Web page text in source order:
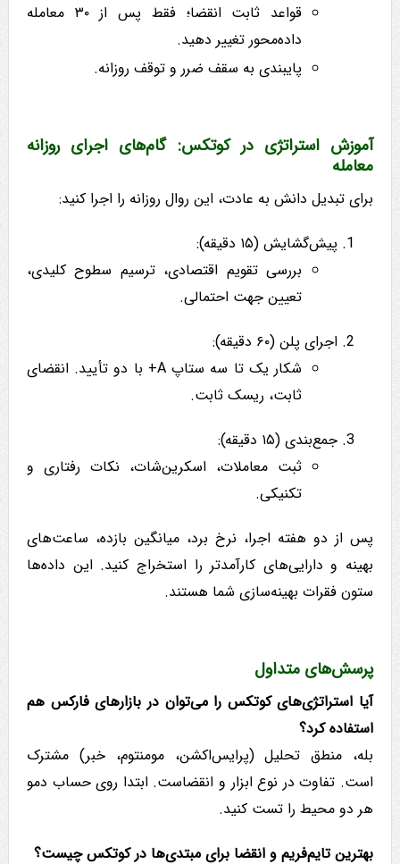
قواعد ثابت انقضا؛ فقط پس از ۳۰ معامله
داده‌محور تغییر دهید.
پایبندی به سقف ضرر و توقف روزانه.
آموزش استراتژی در کوتکس: گام‌های اجرای روزانه
معامله
برای تبدیل دانش به عادت، این روال روزانه را اجرا کنید:
پیش‌گشایش (۱۵ دقیقه):
بررسی تقویم اقتصادی، ترسیم سطوح کلیدی،
تعیین جهت احتمالی.
اجرای پلن (۶۰ دقیقه):
شکار یک تا سه ستاپ A+ با دو تأیید. انقضای
ثابت، ریسک ثابت.
جمع‌بندی (۱۵ دقیقه):
ثبت معاملات، اسکرین‌شات، نکات رفتاری و
تکنیکی.
پس از دو هفته اجرا، نرخ برد، میانگین بازده، ساعت‌های
بهینه و دارایی‌های کارآمدتر را استخراج کنید. این داده‌ها
ستون فقرات بهینه‌سازی شما هستند.
پرسش‌های متداول
آیا استراتژی‌های کوتکس را می‌توان در بازارهای فارکس هم
استفاده کرد؟
بله، منطق تحلیل (پرایس‌اکشن، مومنتوم، خبر) مشترک
است. تفاوت در نوع ابزار و انقضاست. ابتدا روی حساب دمو
هر دو محیط را تست کنید.
بهترین تایم‌فریم و انقضا برای مبتدی‌ها در کوتکس چیست؟